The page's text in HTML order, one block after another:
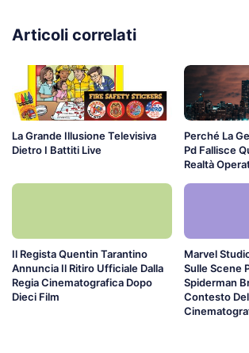
Articoli correlati
La Grande Illusione Televisiva
Dietro I Battiti Live
Perché La
Pd Fallisce
Realtà
Il Regista Quentin Tarantino
Annuncia Il Ritiro Ufficiale Dalla
Regia Cinematografica Dopo
Dieci Film
Marvel
Sulle Scene
Spiderman
Contesto